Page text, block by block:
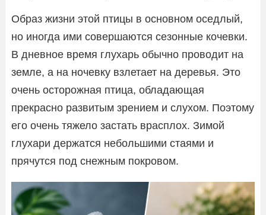
Образ жизни этой птицы в основном оседлый,
но иногда ими совершаются сезонные кочевки.
В дневное время глухарь обычно проводит на
земле, а на ночевку взлетает на деревья. Это
очень осторожная птица, обладающая
прекрасно развитым зрением и слухом. Поэтому
его очень тяжело застать врасплох. Зимой
глухари держатся небольшими стаями и
прячутся под снежным покровом.